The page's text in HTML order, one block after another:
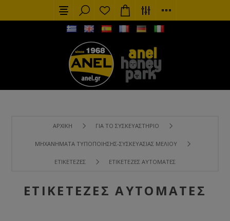
ΑΡΧΙΚΉ ΓΙΑ ΤΟ ΣΥΣΚΕΥΑΣΤΉΡΙΟ
ΜΗΧΑΝΉΜΑΤΑ ΤΥΠΟΠΟΊΗΣΗΣ-ΣΥΣΚΕΥΑΣΊΑΣ ΜΕΛΙΟΎ
ΕΤΙΚΕΤΈΖΕΣ ΕΤΙΚΕΤΈΖΕΣ ΑΥΤΌΜΑΤΕΣ
ΕΤΙΚΕΤΈΖΕΣ ΑΥΤΌΜΑΤΕΣ